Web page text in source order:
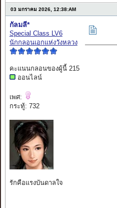
03 มกราคม 2026, 12:38:AM
กัลมลี*
Special Class LV6
นักกลอนเอกแห่งวังหลวง
คะแนนกลอนของผู้นี้ 215
ออนไลน์
เพศ:
กระทู้: 732
รักคือแรงบันดาลใจ